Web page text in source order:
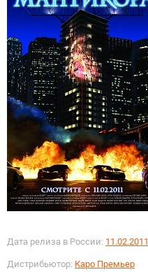
Дата релиза в России: 11.02.2011
Дистрибьютор: Каро Премьер